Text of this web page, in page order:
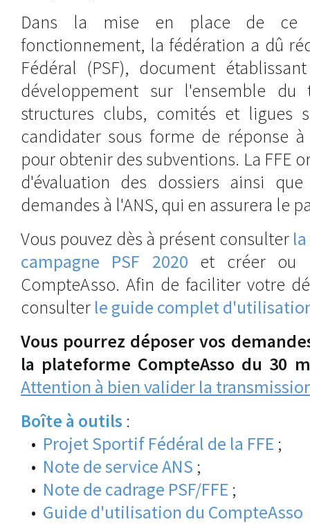
Dans la mise en place de ce
fonctionnement, la fédération a dû
Fédéral (PSF), document
développement sur l'ensemble du
structures clubs, comités et ligues
candidater sous forme de réponse
pour obtenir des subventions. La FFE
d'évaluation des dossiers ainsi
demandes à l'ANS, qui en assurera le
Vous pouvez dès à présent consulter
campagne PSF 2020 et créer ou
CompteAsso. Afin de faciliter votre
consulter le guide complet
Vous pourrez déposer vos
la plateforme CompteAsso du 30
Attention à bien valider la
Boîte à outils :
• Projet Sportif Fédéral de la FFE ;
• Note de service ANS ;
• Note de cadrage PSF/FFE ;
• Guide d'utilisation du CompteAsso